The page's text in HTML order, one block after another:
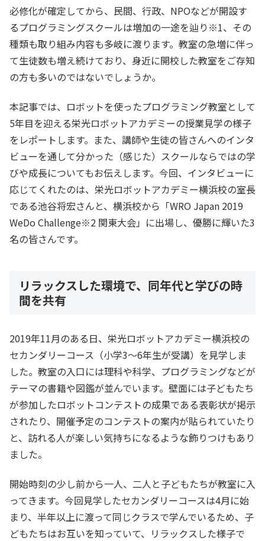
必修化が確定してから、民間、行政、NPOなどが開設す
るプログラミングスクールは増加の一途を辿り※1、その
種類も取り組み内容も多岐に渡ります。教室の急増に伴っ
て生徒数も増え続けており、身近に開校した教室をご存知
の方も多いのではないでしょうか。
本記事では、ロボットを使ったプログラミング教室として
5年目を迎える栄光ロボットアカデミーの授業見学の様子
をレポートします。また、講師や生徒の皆さんへのインタ
ビューを通して分かった（感じた）スクールならではの学
びや成長についてもお伝えします。今回、インタビューに
応じてくれたのは、栄光ロボットアカデミー横浜校の室長
である池谷将宏さんと、横浜校から「WRO Japan 2019
WeDo Challenge※2 関東大会」に出場し、優勝に輝いた3
名の皆さんです。
リラックスした環境で、同年代と学びの時
間を共有
2019年11月のある日、栄光ロボットアカデミー横浜校の
セカンダリーコース（小学3～6年生が受講）を見学しま
した。教室の入口には理科や科学、プログラミングなどが
テーマの書籍や図鑑が並んでいます。壁面には子どもたち
が参加したロボットコンテストの成果である表彰状が掲示
されたり、開催予定のコンテストの案内が貼られていたり
と、訪れる人が楽しい気持ちになるような飾りつけもあり
ました。
開始時刻の少し前から一人、二人と子どもたちが教室に入
ってきます。今回見学したセカンダリーコースは4月に始
まり、半年以上に渡って同じクラスで学んでいるため、子
どもたちはお互いを知っていて、リラックスした様子で